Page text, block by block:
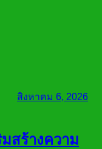
สิงหาคม 6, 2026
สร้างความ